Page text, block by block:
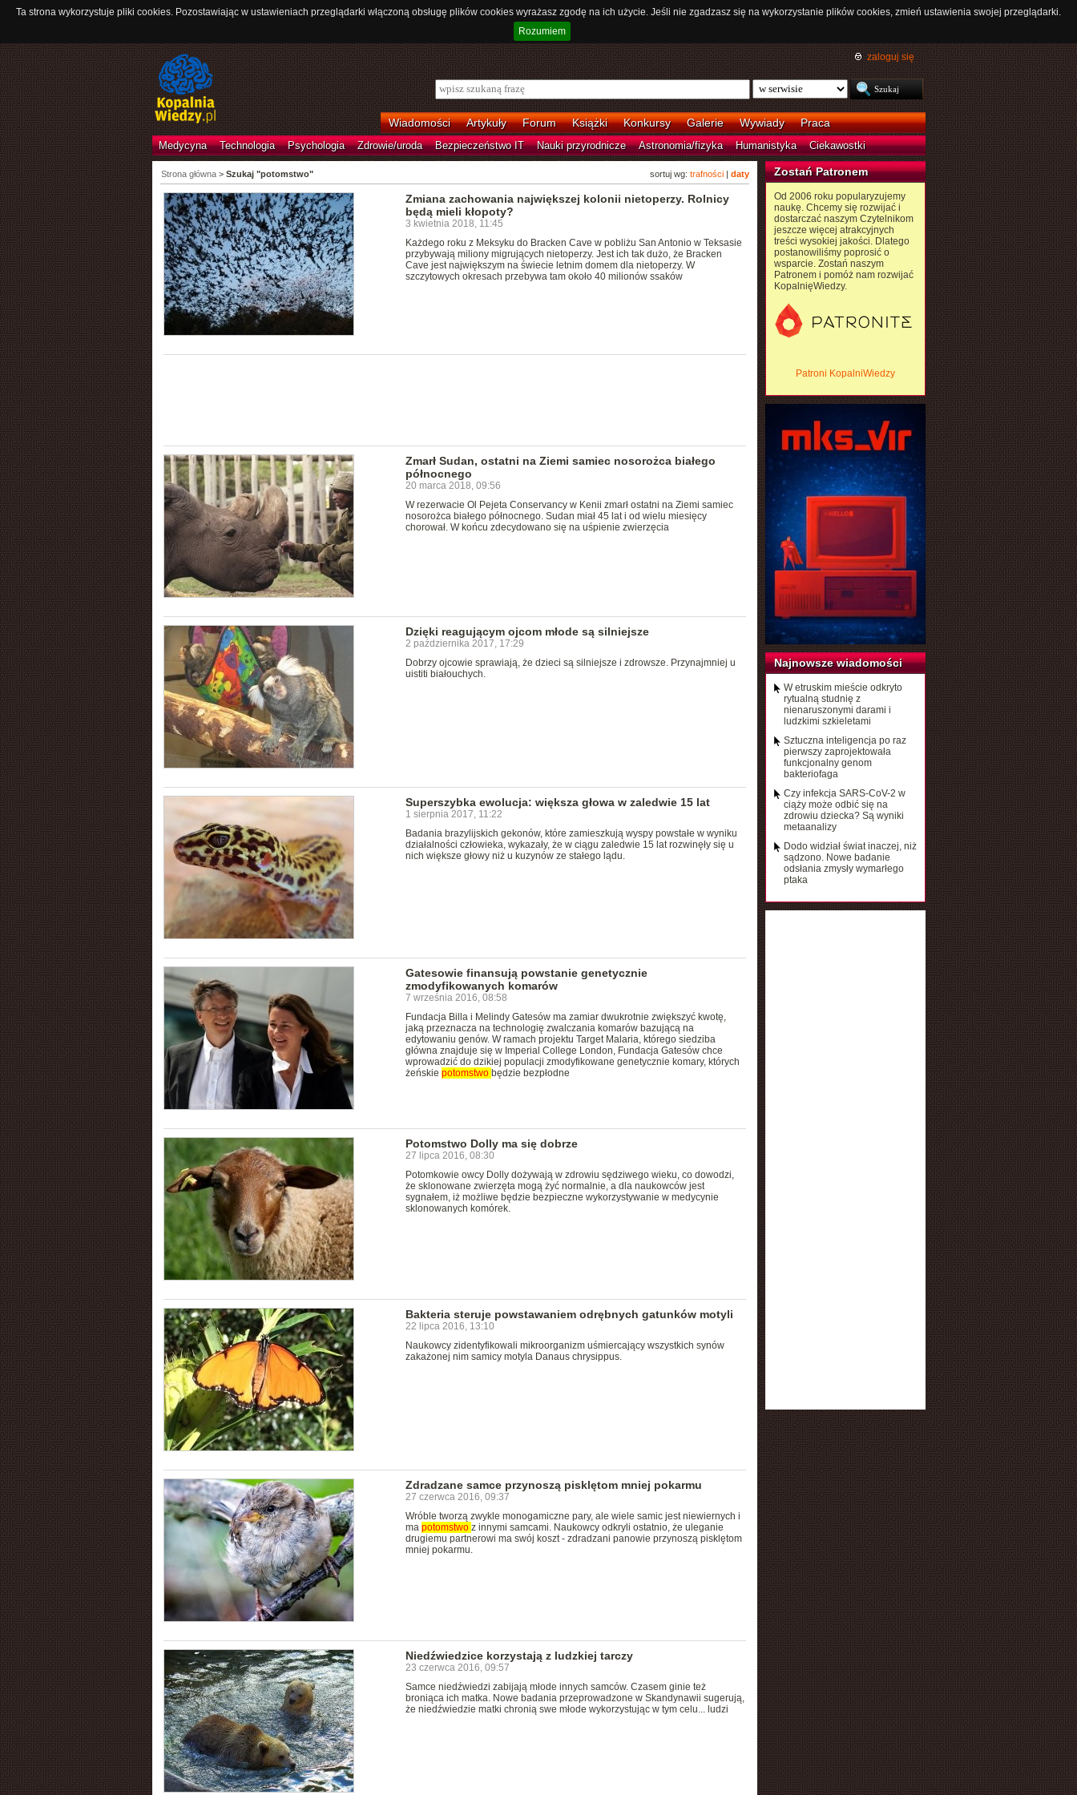
Ta strona wykorzystuje pliki cookies. Pozostawiając w ustawieniach przeglądarki włączoną obsługę plików cookies wyrażasz zgodę na ich użycie. Jeśli nie zgadzasz się na wykorzystanie plików cookies, zmień ustawienia swojej przeglądarki.
Rozumiem
zaloguj się
Wiadomości Artykuły Forum Książki Konkursy Galerie Wywiady Praca
Medycyna Technologia Psychologia Zdrowie/uroda Bezpieczeństwo IT Nauki przyrodnicze Astronomia/fizyka Humanistyka Ciekawostki
sortuj wg: trafności| daty
Strona główna> Szukaj "potomstwo"
Zmiana zachowania największej kolonii nietoperzy. Rolnicy
będą mieli kłopoty?
3 kwietnia 2018, 11:45
Każdego roku z Meksyku do Bracken Cave w pobliżu San Antonio w Teksasie
przybywają miliony migrujących nietoperzy. Jest ich tak dużo, że Bracken
Cave jest największym na świecie letnim domem dla nietoperzy. W
szczytowych okresach przebywa tam około 40 milionów ssaków
Zmarł Sudan, ostatni na Ziemi samiec nosorożca białego
północnego
20 marca 2018, 09:56
W rezerwacie Ol Pejeta Conservancy w Kenii zmarł ostatni na Ziemi samiec
nosorożca białego północnego. Sudan miał 45 lat i od wielu miesięcy
chorował. W końcu zdecydowano się na uśpienie zwierzęcia
Dzięki reagującym ojcom młode są silniejsze
2 października 2017, 17:29
Dobrzy ojcowie sprawiają, że dzieci są silniejsze i zdrowsze. Przynajmniej u
uistiti białouchych.
Superszybka ewolucja: większa głowa w zaledwie 15 lat
1 sierpnia 2017, 11:22
Badania brazylijskich gekonów, które zamieszkują wyspy powstałe w wyniku
działalności człowieka, wykazały, że w ciągu zaledwie 15 lat rozwinęły się u
nich większe głowy niż u kuzynów ze stałego lądu.
Gatesowie finansują powstanie genetycznie
zmodyfikowanych komarów
7 września 2016, 08:58
Fundacja Billa i Melindy Gatesów ma zamiar dwukrotnie zwiększyć kwotę,
jaką przeznacza na technologię zwalczania komarów bazującą na
edytowaniu genów. W ramach projektu Target Malaria, którego siedziba
główna znajduje się w Imperial College London, Fundacja Gatesów chce
wprowadzić do dzikiej populacji zmodyfikowane genetycznie komary, których
żeńskie potomstwo będzie bezpłodne
Potomstwo Dolly ma się dobrze
27 lipca 2016, 08:30
Potomkowie owcy Dolly dożywają w zdrowiu sędziwego wieku, co dowodzi,
że sklonowane zwierzęta mogą żyć normalnie, a dla naukowców jest
sygnałem, iż możliwe będzie bezpieczne wykorzystywanie w medycynie
sklonowanych komórek.
Bakteria steruje powstawaniem odrębnych gatunków motyli
22 lipca 2016, 13:10
Naukowcy zidentyfikowali mikroorganizm uśmiercający wszystkich synów
zakażonej nim samicy motyla Danaus chrysippus.
Zdradzane samce przynoszą pisklętom mniej pokarmu
27 czerwca 2016, 09:37
Wróble tworzą zwykle monogamiczne pary, ale wiele samic jest niewiernych i
ma potomstwo z innymi samcami. Naukowcy odkryli ostatnio, że uleganie
drugiemu partnerowi ma swój koszt - zdradzani panowie przynoszą pisklętom
mniej pokarmu.
Niedźwiedzice korzystają z ludzkiej tarczy
23 czerwca 2016, 09:57
Samce niedźwiedzi zabijają młode innych samców. Czasem ginie też
broniąca ich matka. Nowe badania przeprowadzone w Skandynawii sugerują,
że niedźwiedzie matki chronią swe młode wykorzystując w tym celu... ludzi
Zostań Patronem
Od 2006 roku popularyzujemy
naukę. Chcemy się rozwijać i
dostarczać naszym Czytelnikom
jeszcze więcej atrakcyjnych
treści wysokiej jakości. Dlatego
postanowiliśmy poprosić o
wsparcie. Zostań naszym
Patronem i pomóż nam rozwijać
KopalnięWiedzy.
Patroni KopalniWiedzy
Najnowsze wiadomości
W etruskim mieście odkryto
rytualną studnię z
nienaruszonymi darami i
ludzkimi szkieletami
Sztuczna inteligencja po raz
pierwszy zaprojektowała
funkcjonalny genom
bakteriofaga
Czy infekcja SARS-CoV-2 w
ciąży może odbić się na
zdrowiu dziecka? Są wyniki
metaanalizy
Dodo widział świat inaczej, niż
sądzono. Nowe badanie
odsłania zmysły wymarłego
ptaka